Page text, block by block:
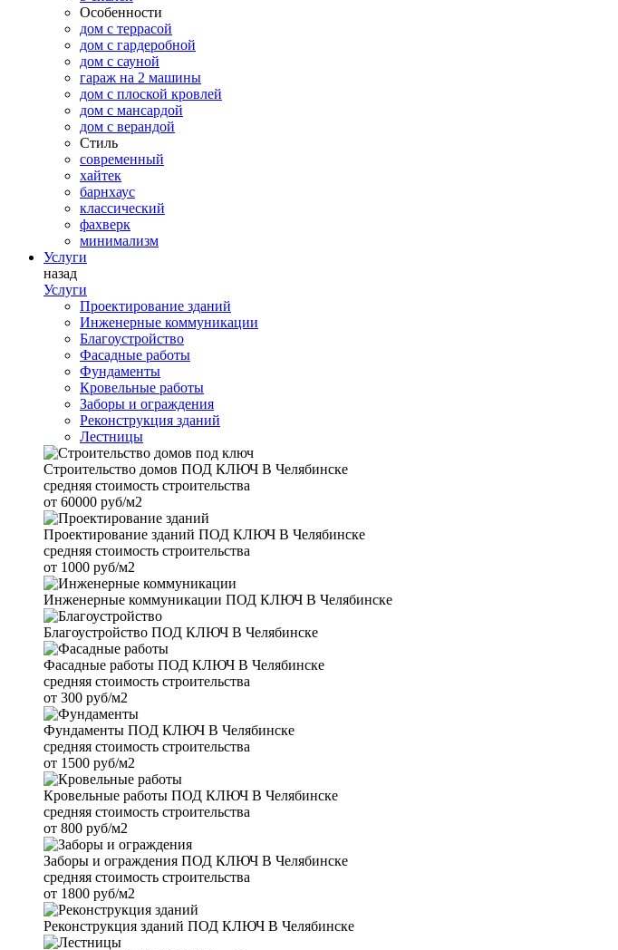
Особенности
дом с террасой
дом с гардеробной
дом с сауной
гараж на 2 машины
дом с плоской кровлей
дом с мансардой
дом с верандой
Стиль
современный
хайтек
барнхаус
классический
фахверк
минимализм
Услуги
назад
Услуги
Проектирование зданий
Инженерные коммуникации
Благоустройство
Фасадные работы
Фундаменты
Кровельные работы
Заборы и ограждения
Реконструкция зданий
Лестницы
Строительство домов ПОД КЛЮЧ В Челябинске
средняя стоимость строительства
от 60000 руб/м2
Проектирование зданий ПОД КЛЮЧ В Челябинске
средняя стоимость строительства
от 1000 руб/м2
Инженерные коммуникации ПОД КЛЮЧ В Челябинске
Благоустройство ПОД КЛЮЧ В Челябинске
Фасадные работы ПОД КЛЮЧ В Челябинске
средняя стоимость строительства
от 300 руб/м2
Фундаменты ПОД КЛЮЧ В Челябинске
средняя стоимость строительства
от 1500 руб/м2
Кровельные работы ПОД КЛЮЧ В Челябинске
средняя стоимость строительства
от 800 руб/м2
Заборы и ограждения ПОД КЛЮЧ В Челябинске
средняя стоимость строительства
от 1800 руб/м2
Реконструкция зданий ПОД КЛЮЧ В Челябинске